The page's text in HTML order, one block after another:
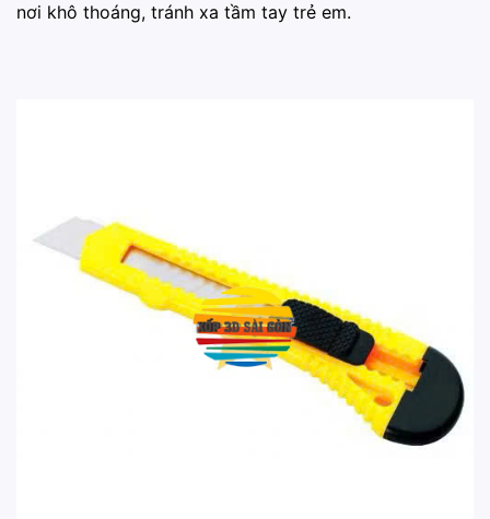
nơi khô thoáng, tránh xa tầm tay trẻ em.